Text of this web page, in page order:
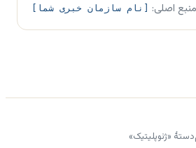
اصلی:
[نام سازمان خبری شما]
«ژئوپلیتیک»